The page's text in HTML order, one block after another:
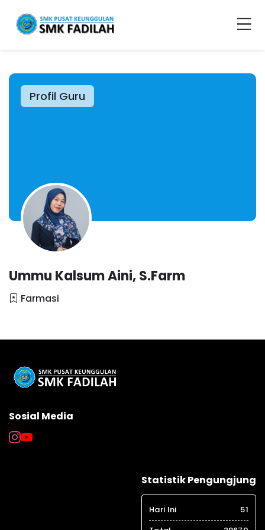
Profil Guru
Ummu Kalsum Aini, S.Farm
Farmasi
Sosial Media
Statistik Pengungjung
Hari Ini
51